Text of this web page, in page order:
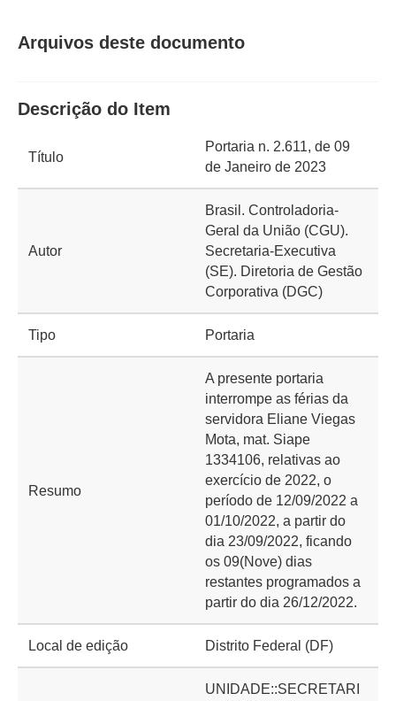
Arquivos deste documento
Descrição do Item
Título
Portaria n. 2.611, de 09
de Janeiro de 2023
Autor
Brasil. Controladoria-
Geral da União (CGU).
Secretaria-Executiva
(SE). Diretoria de Gestão
Corporativa (DGC)
Tipo Portaria
Resumo
A presente portaria
interrompe as férias da
servidora Eliane Viegas
Mota, mat. Siape
1334106, relativas ao
exercício de 2022, o
período de 12/09/2022 a
01/10/2022, a partir do
dia 23/09/2022, ficando
os 09(Nove) dias
restantes programados a
partir do dia 26/12/2022.
Local de edição Distrito Federal (DF)
UNIDADE::SECRETARI